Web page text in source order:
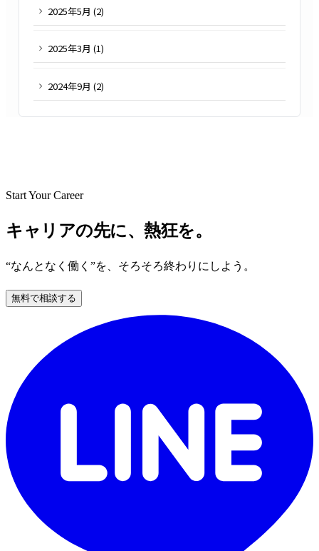
2025年5月 (2)
2025年3月 (1)
2024年9月 (2)
Start Your Career
キャリアの先に、熱狂を。
“なんとなく働く”を、そろそろ終わりにしよう。
無料で相談する